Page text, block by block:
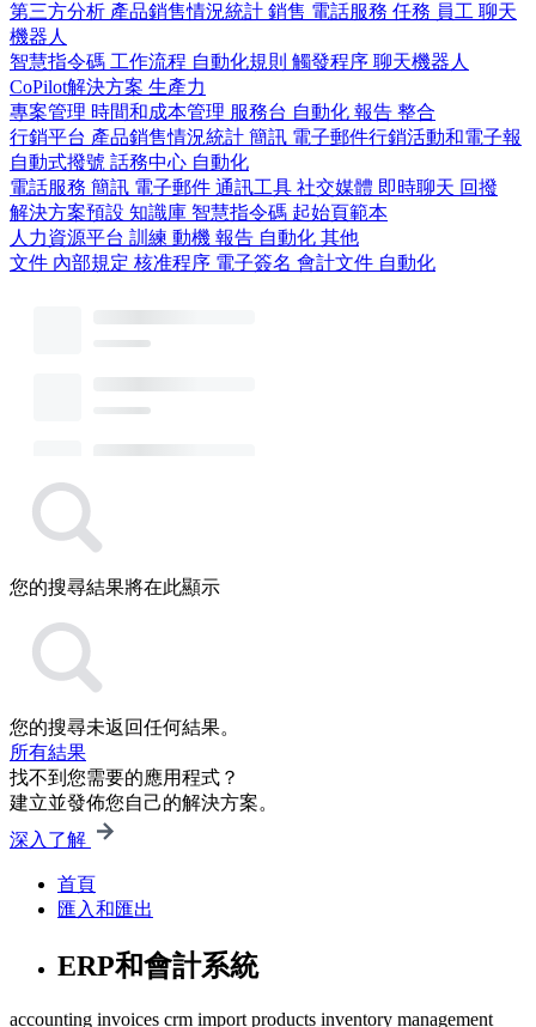
第三方分析 產品銷售情況統計 銷售 電話服務 任務 員工 聊天
機器人
智慧指令碼 工作流程 自動化規則 觸發程序 聊天機器人
CoPilot解決方案 生產力
專案管理 時間和成本管理 服務台 自動化 報告 整合
行銷平台 產品銷售情況統計 簡訊 電子郵件行銷活動和電子報
自動式撥號 話務中心 自動化
電話服務 簡訊 電子郵件 通訊工具 社交媒體 即時聊天 回撥
解決方案預設 知識庫 智慧指令碼 起始頁範本
人力資源平台 訓練 動機 報告 自動化 其他
文件 內部規定 核准程序 電子簽名 會計文件 自動化
您的搜尋結果將在此顯示
您的搜尋未返回任何結果。
所有結果
找不到您需要的應用程式？
建立並發佈您自己的解決方案。
深入了解
首頁
匯入和匯出
ERP和會計系統
accounting invoices crm import products inventory management